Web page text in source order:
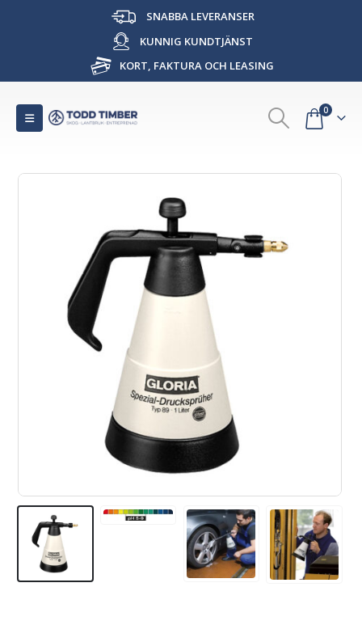
SNABBA LEVERANSER
KUNNIG KUNDTJÄNST
KORT, FAKTURA OCH LEASING
0